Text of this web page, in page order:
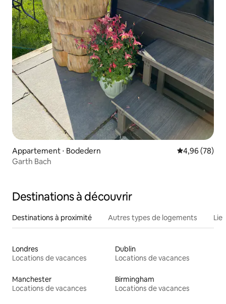
Appartement ⋅ Bodedern Évaluation
4,96 (78)
Garth Bach
Destinations à découvrir
Destinations à proximité Autres types de logements
Londres
Locations de vacances
Dublin
Locations de vacances
Manchester
Locations de vacances
Birmingham
Locations de vacances